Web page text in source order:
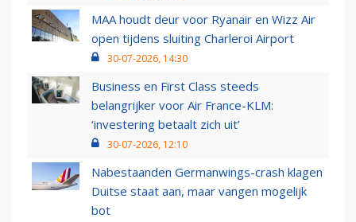
MAA houdt deur voor Ryanair en Wizz Air
open tijdens sluiting Charleroi Airport
30-07-2026, 14:30
Business en First Class steeds
belangrijker voor Air France-KLM:
‘investering betaalt zich uit’
30-07-2026, 12:10
Nabestaanden Germanwings-crash klagen
Duitse staat aan, maar vangen mogelijk
bot